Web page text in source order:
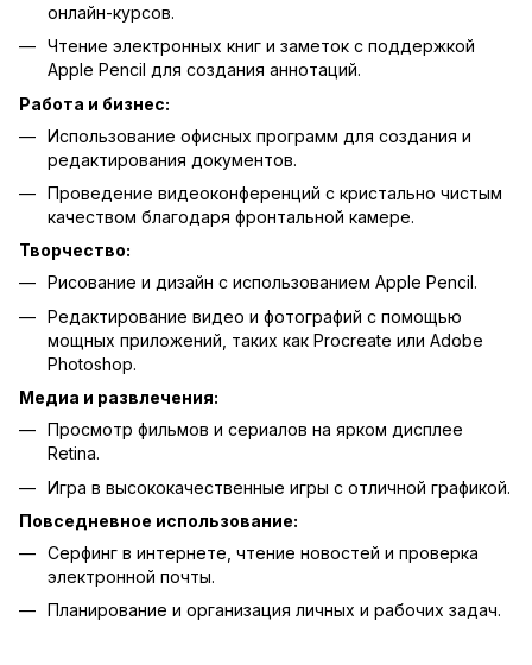
онлайн-курсов.
Чтение электронных книг и заметок с поддержкой
Apple Pencil для создания аннотаций.
Работа и бизнес:
Использование офисных программ для создания и
редактирования документов.
Проведение видеоконференций с кристально чистым
качеством благодаря фронтальной камере.
Творчество:
Рисование и дизайн с использованием Apple Pencil.
Редактирование видео и фотографий с помощью
мощных приложений, таких как Procreate или Adobe
Photoshop.
Медиа и развлечения:
Просмотр фильмов и сериалов на ярком дисплее
Retina.
Игра в высококачественные игры с отличной графикой.
Повседневное использование:
Серфинг в интернете, чтение новостей и проверка
электронной почты.
Планирование и организация личных и рабочих задач.